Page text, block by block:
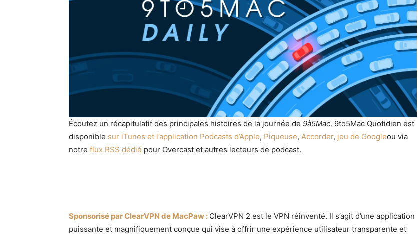
Écoutez un récapitulatif des principales histoires de la journée de 9à5Mac. 9to5Mac Quotidien est
disponible sur iTunes et l’application Podcasts d’Apple, Piqueuse, Accorder, jeu de Googleou via
notre flux RSS dédié pour Overcast et autres lecteurs de podcast.
Sponsorisé par ClearVPN de MacPaw : ClearVPN 2 est le VPN réinventé. Il s’agit d’une application
puissante et magnifiquement conçue qui vise à offrir une expérience utilisateur transparente et